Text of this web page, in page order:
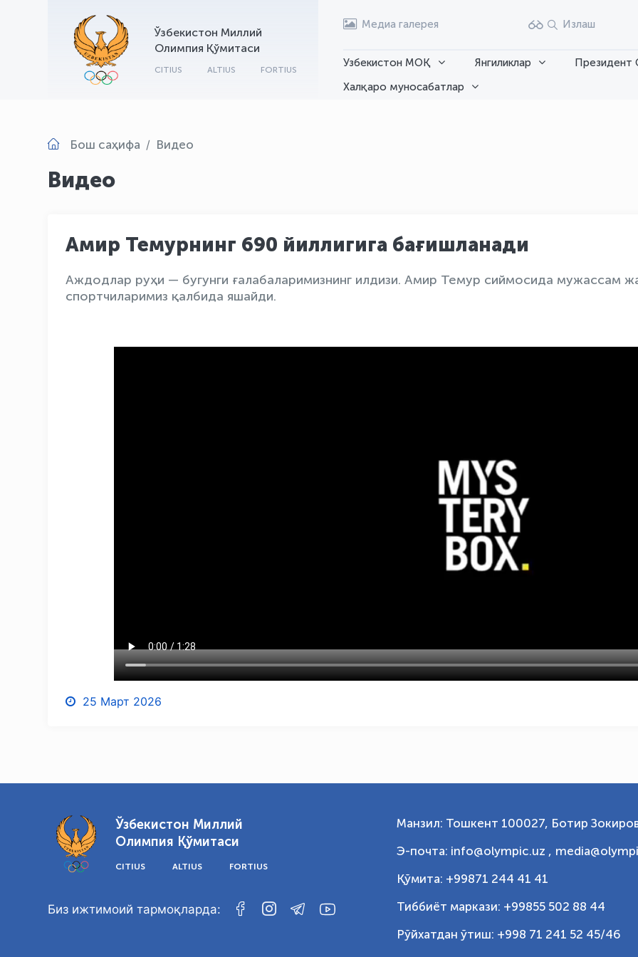
Ўзбекистон Миллий
Олимпия Қўмитаси
CITIUS ALTIUS FORTIUS
Медиа галерея Излаш
Узбекистон МОҚ Янгиликлар Президент
Халқаро муносабатлар
Бош саҳифа Видео
Видео
Амир Темурнинг 690 йиллигига бағишланади
Аждодлар руҳи — бугунги ғалабаларимизнинг илдизи. Амир Темур сиймосида мужассам
спортчиларимиз қалбида яшайди.
25 Март 2026
Ўзбекистон Миллий
Олимпия Қўмитаси
CITIUS ALTIUS FORTIUS
Биз ижтимоий тармоқларда:
Манзил: Тошкент 100027, Ботир
Э-почта: info@olympic.uz ,
Қўмита: +99871 244 41 41
Тиббиёт маркази: +99855 502 88 44
Рўйхатдан ўтиш: +998 71 241 52 45/46